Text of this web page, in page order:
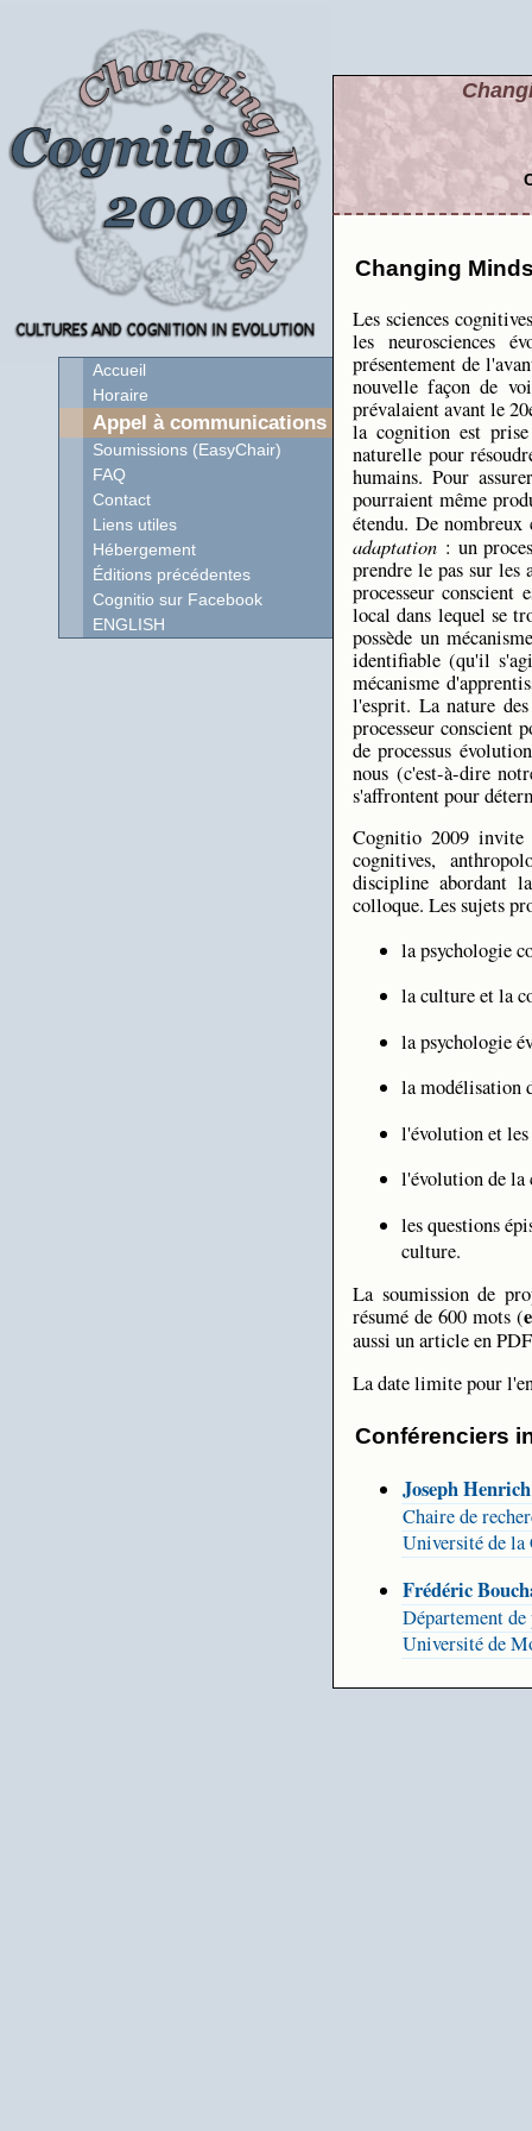
Changing
Les sciences
les neurosciences
présentement de
nouvelle façon de
prévalaient avant le
la cognition est
naturelle pour
humains. Pour
pourraient même
étendu. De
adaptation : un
prendre le pas sur les
processeur conscient
local dans lequel se
possède un
identifiable (qu'il
mécanisme
l'esprit. La nature
processeur conscient
de processus
nous (c'est-à-dire
s'affrontent pour
Cognitio 2009 invite
cognitives,
discipline abordant
colloque. Les sujets
la psychologie
la culture et la
la psychologie
la modélisation
l'évolution et
l'évolution de la
les questions
culture.
La soumission de
résumé de 600 mots (
aussi un article en
La date limite pour
Conférenciers
Joseph Henrich
Chaire de
Université de
Frédéric
Département
Université de
Accueil
Horaire
Appel à communications
Soumissions (EasyChair)
FAQ
Contact
Liens utiles
Hébergement
Éditions précédentes
Cognitio sur Facebook
ENGLISH